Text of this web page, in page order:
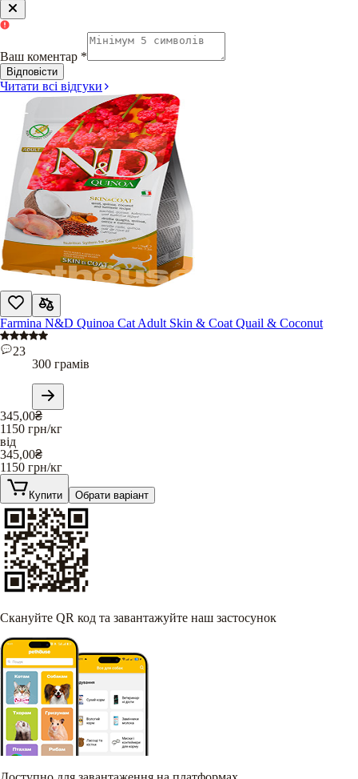
Ваш коментар *
Відповісти
Читати всі відгуки
Farmina N&D Quinoa Cat Adult Skin & Coat Quail & Coconut
23
300 грамів
345,00₴
1150 грн/кг
від
345,00₴
1150 грн/кг
Купити Обрати варіант
Скануйте QR код та завантажуйте наш застосунок